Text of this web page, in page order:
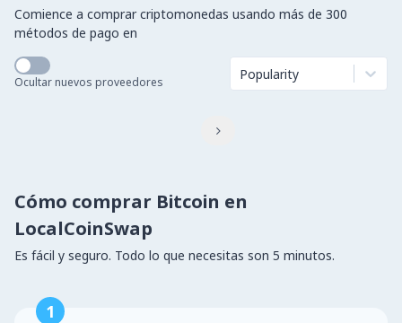
Comience a comprar criptomonedas usando más de 300
métodos de pago en
Ocultar nuevos proveedores Popularity

Cómo comprar Bitcoin en
LocalCoinSwap
Es fácil y seguro. Todo lo que necesitas son 5 minutos.
1